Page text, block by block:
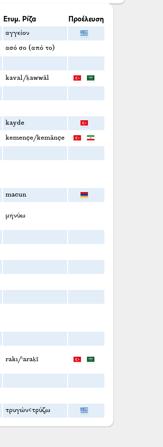
Ετυμ. Ρίζα Προέλευση
αγγείον
ασό σο (από το)
kaval/ḳawwāl
kayde
kemençe/kemānçe
macun
μηνύω
rakı/ˁaraḳī
τρυγών<τρύζω